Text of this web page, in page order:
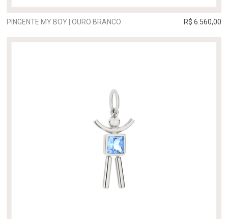
PINGENTE MY BOY | OURO BRANCO R$ 6.560,00